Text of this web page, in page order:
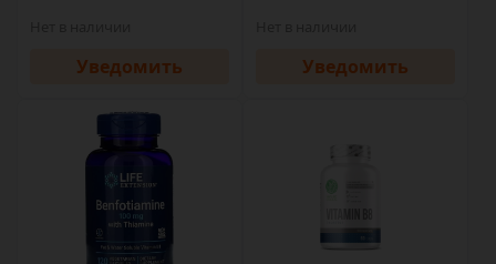
Уведомить Уведомить